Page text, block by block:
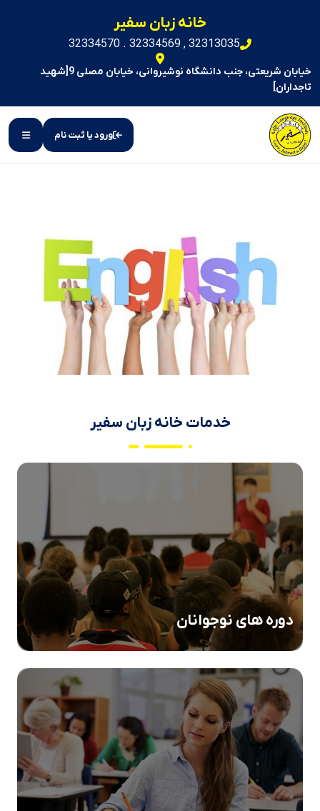
خانه زبان سفیر
32313035 , 32334569 . 32334570
خیابان شریعتی، جنب دانشگاه نوشیروانی، خیابان مصلی 9[شهید
تاجداران]
ورود یا ثبت نام
خدمات خانه زبان سفیر
دوره های نوجوانان